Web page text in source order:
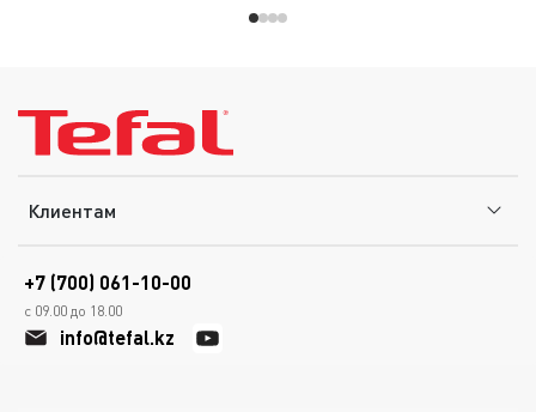
Клиентам
+7 (700) 061-10-00
с 09.00 до 18.00
info@tefal.kz